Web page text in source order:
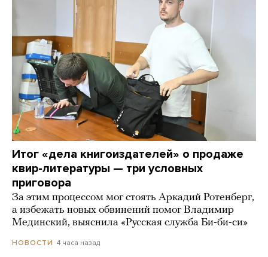
Итог «дела книгоиздателей» о продаже
квир-литературы — три условных
приговора
За этим процессом мог стоять Аркадий Ротенберг,
а избежать новых обвинений помог Владимир
Мединский, выяснила «Русская служба Би-би-си»
НОВОСТИ 4 часа назад